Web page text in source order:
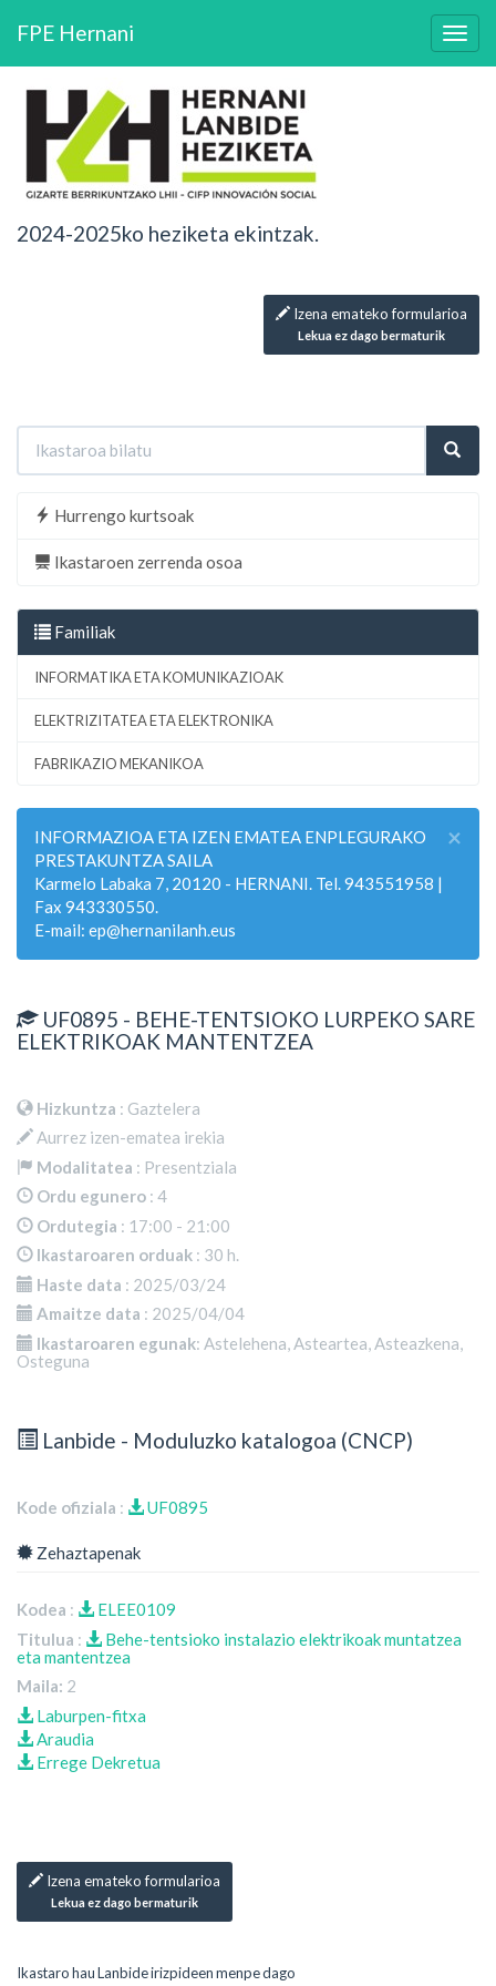
FPE Hernani
2024-2025ko heziketa ekintzak.
Izena emateko formularioa
Lekua ez dago bermaturik
Hurrengo kurtsoak
Ikastaroen zerrenda osoa
Familiak
INFORMATIKA ETA KOMUNIKAZIOAK
ELEKTRIZITATEA ETA ELEKTRONIKA
FABRIKAZIO MEKANIKOA
×
INFORMAZIOA ETA IZEN EMATEA ENPLEGURAKO
PRESTAKUNTZA SAILA
Karmelo Labaka 7, 20120 - HERNANI. Tel. 943551958 |
Fax 943330550.
E-mail: ep@hernanilanh.eus
UF0895 - BEHE-TENTSIOKO LURPEKO SARE
ELEKTRIKOAK MANTENTZEA
Hizkuntza : Gaztelera
Aurrez izen-ematea irekia
Modalitatea : Presentziala
Ordu egunero : 4
Ordutegia : 17:00 - 21:00
Ikastaroaren orduak : 30 h.
Haste data : 2025/03/24
Amaitze data : 2025/04/04
Ikastaroaren egunak: Astelehena, Asteartea, Asteazkena,
Osteguna
Lanbide - Moduluzko katalogoa (CNCP)
Kode ofiziala : UF0895
Zehaztapenak
Kodea :
ELEE0109
Titulua :
Behe-tentsioko instalazio elektrikoak muntatzea
eta mantentzea
Maila: 2
Laburpen-fitxa
Araudia
Errege Dekretua
Izena emateko formularioa
Lekua ez dago bermaturik
Ikastaro hau Lanbide irizpideen menpe dago